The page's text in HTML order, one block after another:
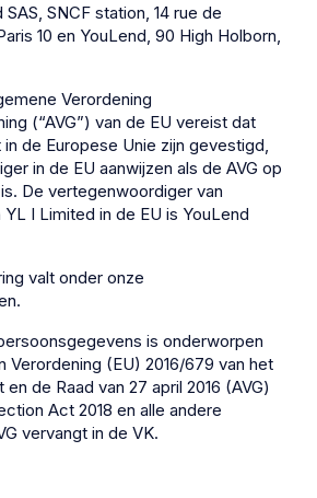
SNCF station, 14 rue de
10 en YouLend, 90 High Holborn,
Verordening
(“AVG”) van de EU vereist dat
de Europese Unie zijn gevestigd,
in de EU aanwijzen als de AVG op
De vertegenwoordiger van
I Limited in de EU is YouLend
valt onder onze
is onderworpen
Verordening (EU) 2016/679 van het
de Raad van 27 april 2016 (AVG)
Act 2018 en alle andere
vervangt in de VK.